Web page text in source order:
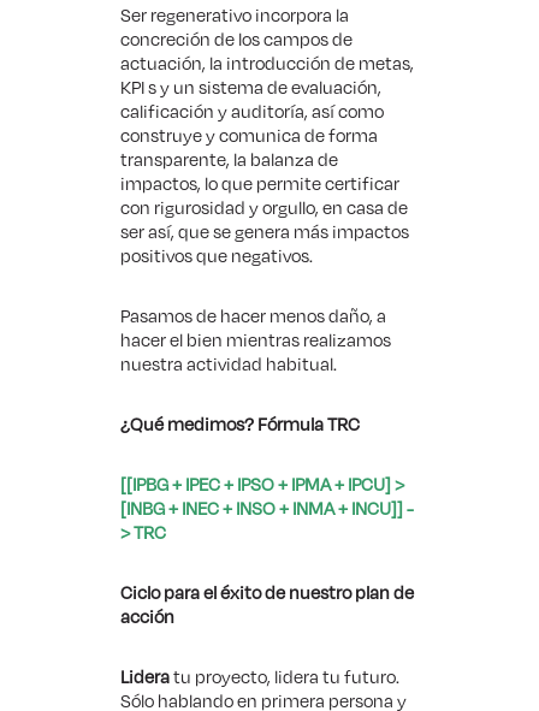
Ser regenerativo incorpora la
concreción de los campos de
actuación, la introducción de metas,
KPI s y un sistema de evaluación,
calificación y auditoría, así como
construye y comunica de forma
transparente, la balanza de
impactos, lo que permite certificar
con rigurosidad y orgullo, en casa de
ser así, que se genera más impactos
positivos que negativos.
Pasamos de hacer menos daño, a
hacer el bien mientras realizamos
nuestra actividad habitual.
¿Qué medimos? Fórmula TRC
[[IPBG + IPEC + IPSO + IPMA + IPCU] >
[INBG + INEC + INSO + INMA + INCU]] -
> TRC
Ciclo para el éxito de nuestro plan de
acción
Lideratu proyecto, lidera tu futuro.
Sólo hablando en primera persona y